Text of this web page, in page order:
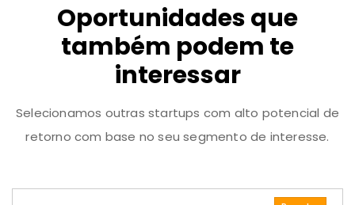
Oportunidades que
também podem te
interessar
Selecionamos outras startups com alto potencial de
retorno com base no seu segmento de interesse.